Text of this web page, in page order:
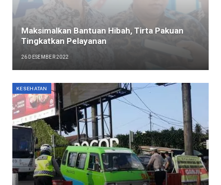
Maksimalkan Bantuan Hibah, Tirta Pakuan
Tingkatkan Pelayanan
26 DESEMBER 2022
KESEHATAN